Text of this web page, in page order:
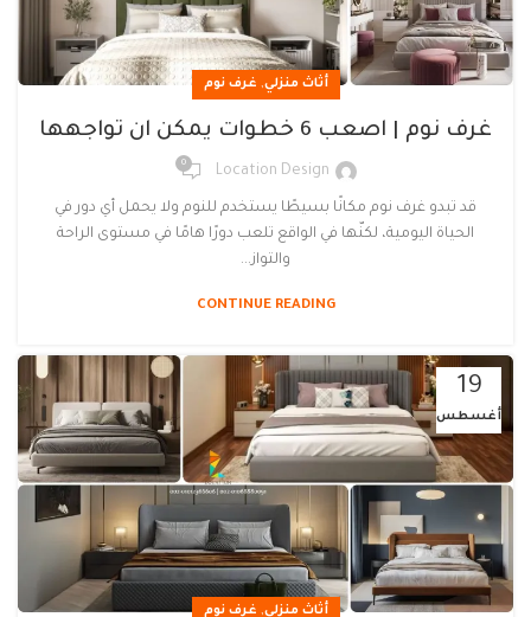
أثاث منزلي, غرف نوم
غرف نوم | اصعب 6 خطوات يمكن ان تواجهها
Location Design
0
قد تبدو غرف نوم مكانًا بسيطًا يستخدم للنوم ولا يحمل أي دور في
الحياة اليومية، لكنّها في الواقع تلعب دورًا هامًا في مستوى الراحة
والتواز...
CONTINUE READING
19
أغسطس
أثاث منزلي, غرف نوم